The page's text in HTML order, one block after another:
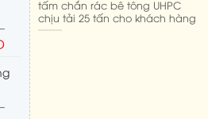
tấm chắn rác bê tông UHPC
chịu tải 25 tấn cho khách hàng